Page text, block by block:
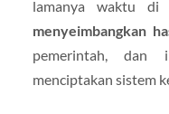
lamanya waktu di
menyeimbangkan
pemerintah, dan
menciptakan sistem